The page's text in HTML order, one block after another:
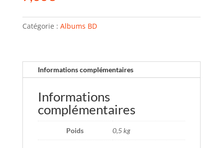
Catégorie : Albums BD
Informations complémentaires
Informations
complémentaires
Poids 0,5 kg